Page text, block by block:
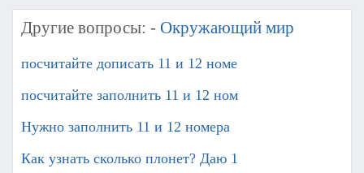
Другие вопросы: - Окружающий мир
посчитайте дописать 11 и 12 номе
посчитайте заполнить 11 и 12 ном
Нужно заполнить 11 и 12 номера
Как узнать сколько плонет? Даю 1